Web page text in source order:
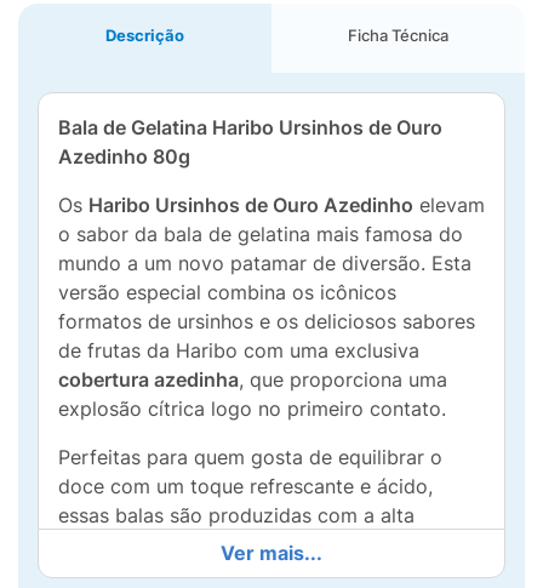
Descrição Ficha Técnica
Bala de Gelatina Haribo Ursinhos de Ouro
Azedinho 80g
Os Haribo Ursinhos de Ouro Azedinho elevam
o sabor da bala de gelatina mais famosa do
mundo a um novo patamar de diversão. Esta
versão especial combina os icônicos
formatos de ursinhos e os deliciosos sabores
de frutas da Haribo com uma exclusiva
cobertura azedinha, que proporciona uma
explosão cítrica logo no primeiro contato.
Perfeitas para quem gosta de equilibrar o
doce com um toque refrescante e ácido,
essas balas são produzidas com a alta
qualidade alemã que tornou a Haribo líder
mundial. O pacote de80gé ideal para
Ver mais...